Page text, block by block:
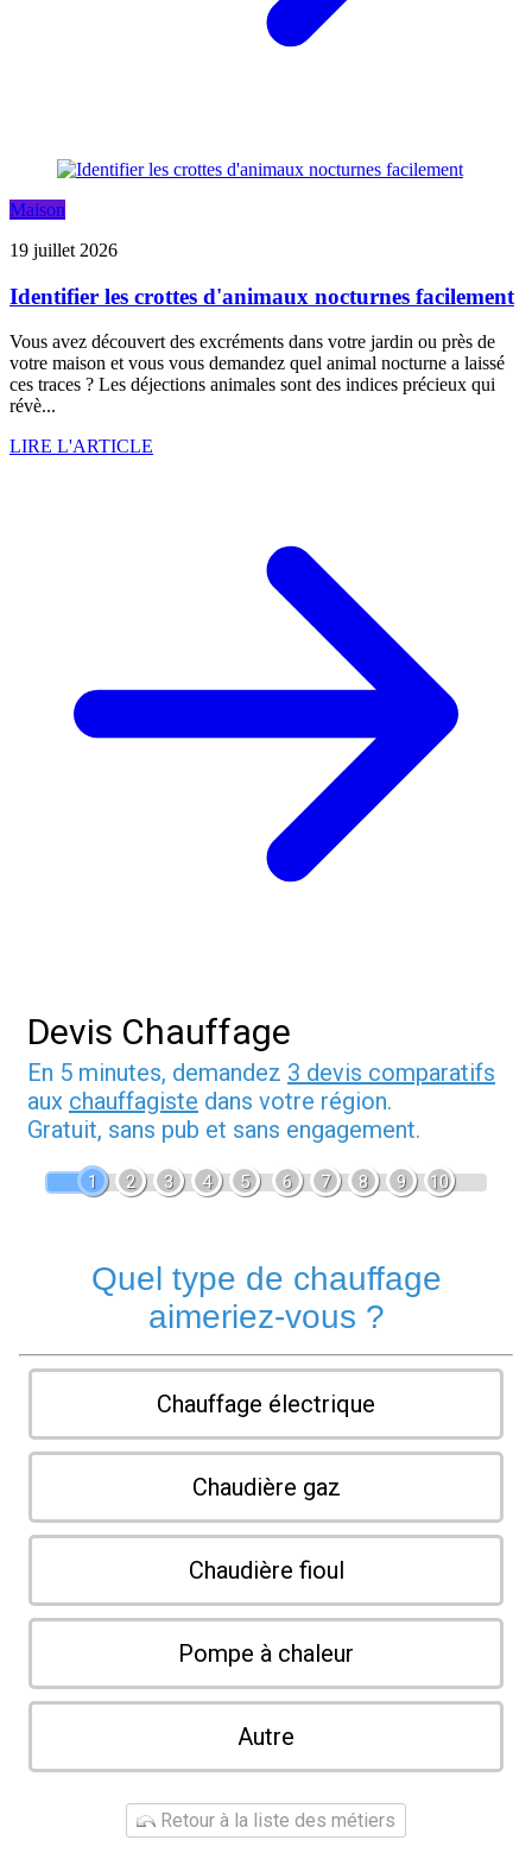
Maison
19 juillet 2026
Identifier les crottes d'animaux nocturnes facilement
Vous avez découvert des excréments dans votre jardin ou près de
votre maison et vous vous demandez quel animal nocturne a laissé
ces traces ? Les déjections animales sont des indices précieux qui
révè...
LIRE L'ARTICLE
Devis Chauffage
En 5 minutes, demandez 3 devis comparatifs
aux chauffagiste dans votre région.
Gratuit, sans pub et sans engagement.
1 2 3 4 5 6 7 8 9 10
Quel type de chauffage
aimeriez-vous ?
Chauffage électrique
Chaudière gaz
Chaudière fioul
Pompe à chaleur
Autre
Retour à la liste des métiers